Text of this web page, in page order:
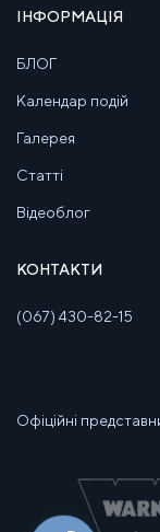
ІНФОРМАЦІЯ
БЛОГ
Календар подій
Галерея
Статті
Відеоблог
КОНТАКТИ
(067) 430-82-15
Офіційні